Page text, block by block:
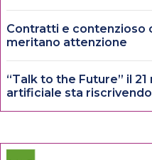
Contratti e contenzioso
meritano attenzione
“Talk to the Future” il
artificiale sta